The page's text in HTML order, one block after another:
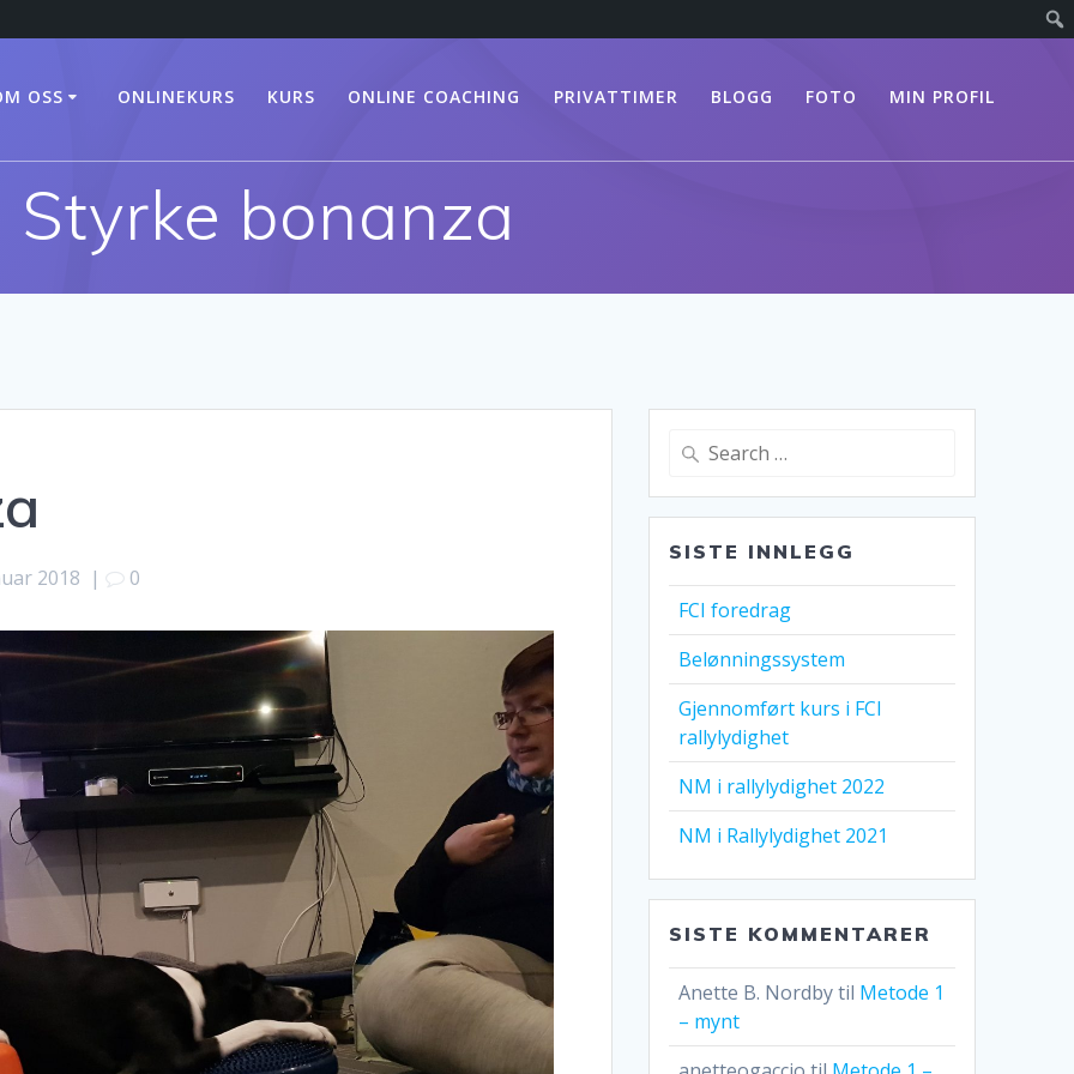
OSS ONLINEKURS KURS ONLINE COACHING PRIVATTIMER BLOGG FOTO MIN PROFIL
Styrke bonanza
2018 | 0
Search
SISTE INNLEGG
FCI foredrag
Belønningssystem
Gjennomført kurs i FCI
rallylydighet
NM i rallylydighet 2022
NM i Rallylydighet 2021
SISTE KOMMENTARER
Anette B. Nordbytil Metode 1
– mynt